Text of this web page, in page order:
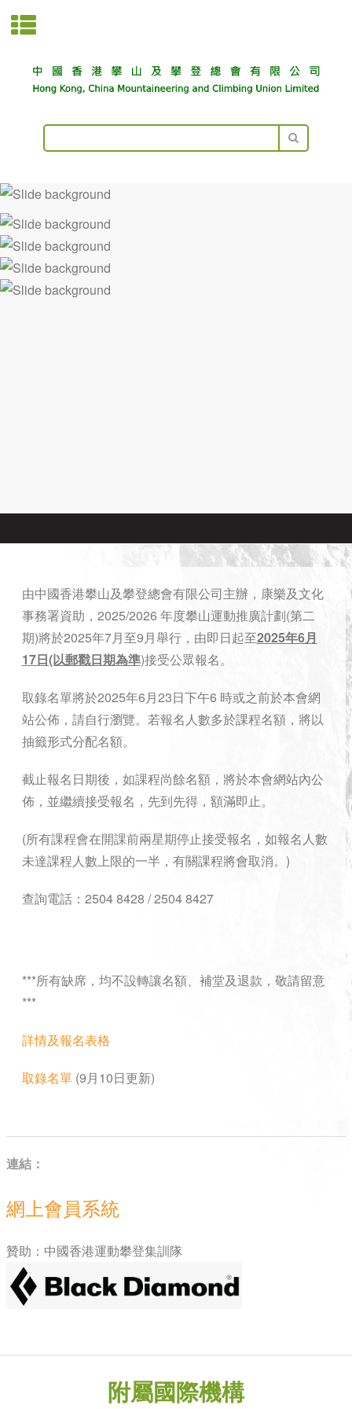
由中國香港攀山及攀登總會有限公司主辦，康樂及文化
事務署資助，2025/2026 年度攀山運動推廣計劃(第二
期)將於2025年7月至9月舉行，由即日起至2025年6月
17日(以郵戳日期為準)接受公眾報名。
取錄名單將於2025年6月23日下午6 時或之前於本會網
站公佈，請自行瀏覽。若報名人數多於課程名額，將以
抽籤形式分配名額。
截止報名日期後，如課程尚餘名額，將於本會網站內公
佈，並繼續接受報名，先到先得，額滿即止。
(所有課程會在開課前兩星期停止接受報名，如報名人數
未達課程人數上限的一半，有關課程將會取消。)
查詢電話：2504 8428 / 2504 8427
***所有缺席，均不設轉讓名額、補堂及退款，敬請留意
***
詳情及報名表格
取錄名單(9月10日更新)
連結：
網上會員系統
贊助：中國香港運動攀登集訓隊
附屬國際機構